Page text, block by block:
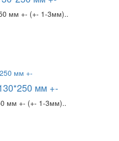
мм +- (+- 1-3мм)..
мм +-
мм +- (+- 1-3мм)..